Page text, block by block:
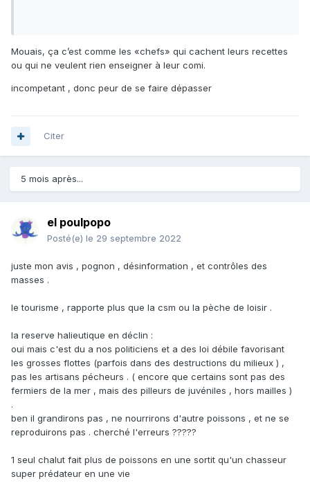
Mouais, ça c’est comme les «chefs» qui cachent leurs recettes
ou qui ne veulent rien enseigner à leur comi.
incompetant , donc peur de se faire dépasser
Citer
5 mois après...
el poulpopo
Posté(e) le 29 septembre 2022
juste mon avis , pognon , désinformation , et contrôles des
masses .
le tourisme , rapporte plus que la csm ou la pèche de loisir .
la reserve halieutique en déclin :
oui mais c'est du a nos politiciens et a des loi débile favorisant
les grosses flottes (parfois dans des destructions du milieux ) ,
pas les artisans pécheurs . ( encore que certains sont pas des
fermiers de la mer , mais des pilleurs de juvéniles , hors mailles )
.
ben il grandirons pas , ne nourrirons d'autre poissons , et ne se
reproduirons pas . cherché l'erreurs ?????
1 seul chalut fait plus de poissons en une sortit qu'un chasseur
super prédateur en une vie